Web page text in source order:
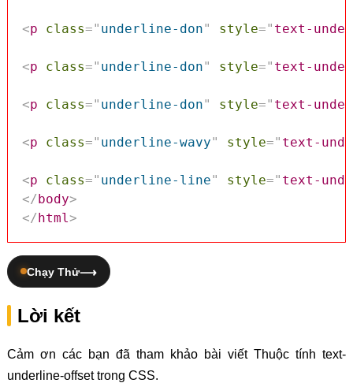
<p class=" underline-don" style=" text-
<p class=" underline-don" style=" text-
<p class=" underline-don" style=" text-
<p class=" underline-wavy" style=" text-
<p class=" underline-line" style=" text-
</body>
</html>
Chạy Thử
Lời kết
Cảm ơn các bạn đã tham khảo bài viết Thuộc tính text-
underline-offset trong CSS.